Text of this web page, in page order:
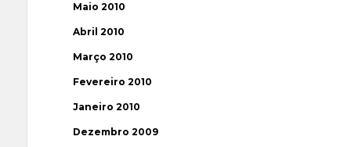
Maio 2010
Abril 2010
Março 2010
Fevereiro 2010
Janeiro 2010
Dezembro 2009